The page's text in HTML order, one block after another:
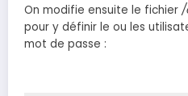
On modifie ensuite le fichier /
pour y définir le ou les
mot de passe :